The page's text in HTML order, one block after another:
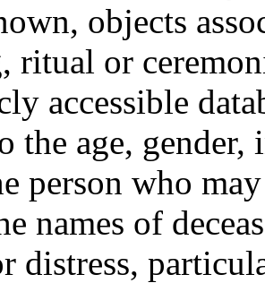
objects
ritual or
accessible
the age,
person who
names of
distress,